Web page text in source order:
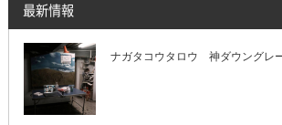
最新情報
ナガタコウタロウ 神ダウングレ